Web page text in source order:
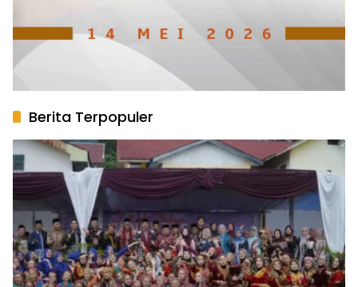
Berita Terpopuler